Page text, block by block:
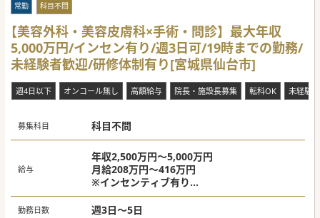
常勤 科目不問
【美容外科・美容皮膚科×手術・問診】最大年収
5,000万円/インセン有り/週3日可/19時までの勤務/
未経験者歓迎/研修体制有り[宮城県仙台市]
週4日以下 オンコール無し 高額給与 院長・施設長募集 転科OK 未経験
募集科目 科目不問
給与
年収2,500万円～5,000万円
月給208万円～416万円
※インセンティブ有り
※美容皮膚科業務のみ希望の場合は上記金額
より減額となります。
勤務日数 週3日～5日